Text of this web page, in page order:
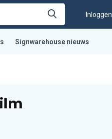
Inloggen
Signwarehouse nieuws